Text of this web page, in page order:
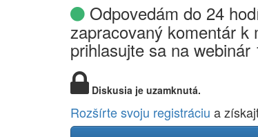
Odpovedám do 24
zapracovaný komentár k
prihlasujte sa na
Diskusia je uzamknutá.
Rozšírte svoju registráciu a